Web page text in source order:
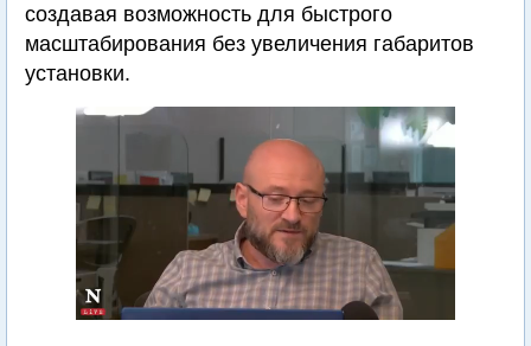
создавая возможность для быстрого
масштабирования без увеличения габаритов
установки.